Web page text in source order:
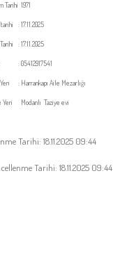
Tarihi 1971
:17.11.2025
:17.11.2025
:05412917541
: Harrankapı Aile Mezarlığı
Yeri Modanlı Taziye evi
Tarihi: 18.11.2025 09:44
Tarihi: 18.11.2025 09:44